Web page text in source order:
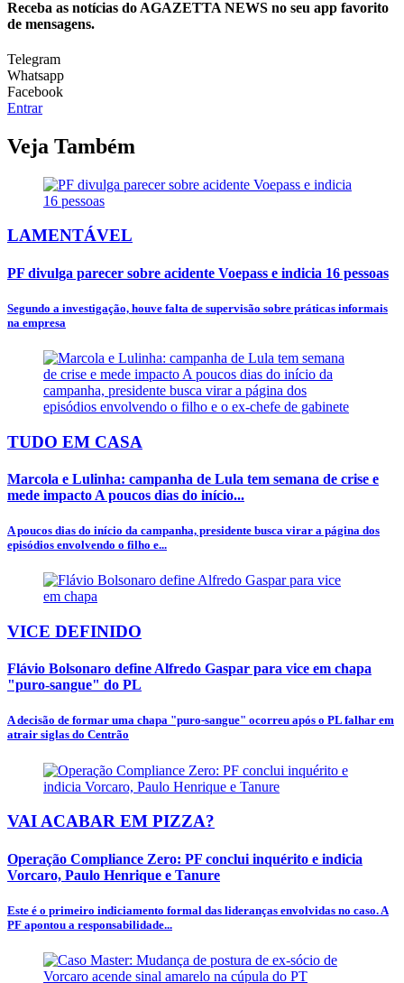
Receba as notícias do AGAZETTA NEWS no seu app favorito
de mensagens.
Telegram
Whatsapp
Facebook
Entrar
Veja Também
LAMENTÁVEL
PF divulga parecer sobre acidente Voepass e indicia 16 pessoas
Segundo a investigação, houve falta de supervisão sobre práticas informais
na empresa
TUDO EM CASA
Marcola e Lulinha: campanha de Lula tem semana de crise e
mede impacto A poucos dias do início...
A poucos dias do início da campanha, presidente busca virar a página dos
episódios envolvendo o filho e...
VICE DEFINIDO
Flávio Bolsonaro define Alfredo Gaspar para vice em chapa
"puro-sangue" do PL
A decisão de formar uma chapa "puro-sangue" ocorreu após o PL falhar em
atrair siglas do Centrão
VAI ACABAR EM PIZZA?
Operação Compliance Zero: PF conclui inquérito e indicia
Vorcaro, Paulo Henrique e Tanure
Este é o primeiro indiciamento formal das lideranças envolvidas no caso. A
PF apontou a responsabilidade...